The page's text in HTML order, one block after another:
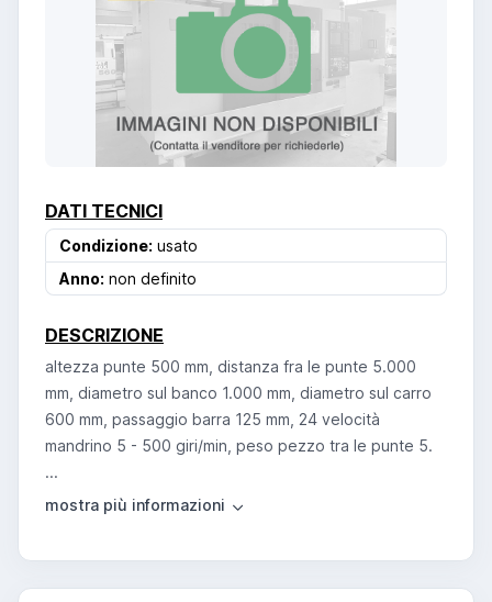
DATI TECNICI
Condizione: usato
Anno: non definito
DESCRIZIONE
altezza punte 500 mm, distanza fra le punte 5.000
mm, diametro sul banco 1.000 mm, diametro sul carro
600 mm, passaggio barra 125 mm, 24 velocità
mandrino 5 - 500 giri/min, peso pezzo tra le punte 5.
...